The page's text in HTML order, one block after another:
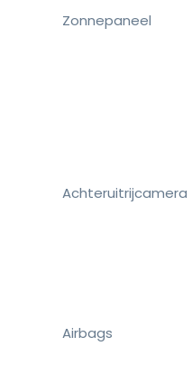
Zonnepaneel
Achteruitrijcamera
Airbags